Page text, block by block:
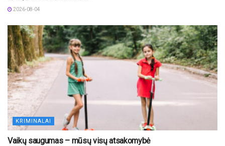
2026-08-04
KRIMINALAI
Vaikų saugumas – mūsų visų atsakomybė